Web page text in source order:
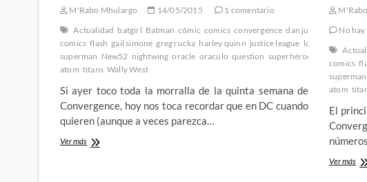
estos
morirá
y
tratamos
de
cual
Jim
me
en
(V)
M'Rabo Mhulargo 14/05/2015
1 comentario
Actualidad batgirl Batman cómic comics convergence dan jurgens DC dc
comics flash gail simone greg rucka harley quinn justice league los calzoncillos de
superman New52 nightwing oracle oraculo question superhéroes superman
atom titans Wally West
Si ayer toco toda la morralla de la quinta semana de
Convergence, hoy nos toca recordar que en DC cuando
quieren (aunque a veces parezca…
Ver más¡La
No
comics
superman
atom
El
Ver más¡La